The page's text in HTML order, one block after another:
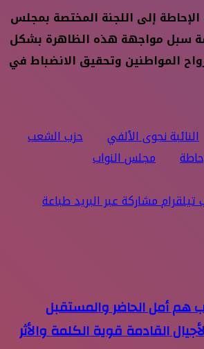
إلى اللجنة المختصة بمجلس
سبل مواجهة هذه الظاهرة بشكل
المواطنين وتحقيق الانضباط في
النائبة نجوى الألفي
حزب الشعب
مجلس النواب
تيلقراممشاركة عبر البريدطباعة
هم أمل الحاضر والمستقبل
القادمة قوية الكلمة والأثر